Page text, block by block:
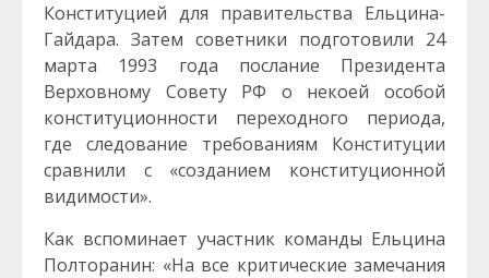
Конституцией для правительства Ельцина-
Гайдара. Затем советники подготовили 24
марта 1993 года послание Президента
Верховному Совету РФ о некоей особой
конституционности переходного периода,
где следование требованиям Конституции
сравнили с «созданием конституционной
видимости».
Как вспоминает участник команды Ельцина
Полторанин: «На все критические замечания